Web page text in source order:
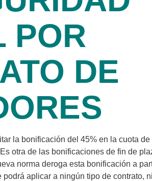
POR
DE
la bonificación del 45% en la cuota de
otra de las bonificaciones de fin de
norma deroga esta bonificación a
podrá aplicar a ningún tipo de contrato,